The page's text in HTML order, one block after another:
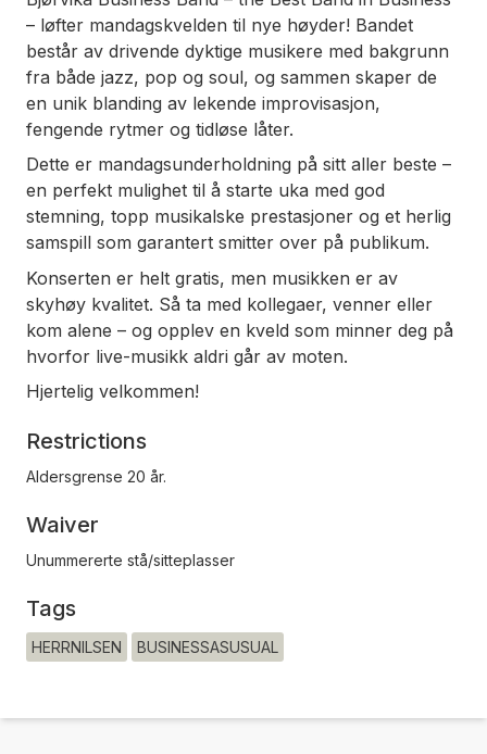
– løfter mandagskvelden til nye høyder! Bandet
består av drivende dyktige musikere med bakgrunn
fra både jazz, pop og soul, og sammen skaper de
en unik blanding av lekende improvisasjon,
fengende rytmer og tidløse låter.
Dette er mandagsunderholdning på sitt aller beste –
en perfekt mulighet til å starte uka med god
stemning, topp musikalske prestasjoner og et herlig
samspill som garantert smitter over på publikum.
Konserten er helt gratis, men musikken er av
skyhøy kvalitet. Så ta med kollegaer, venner eller
kom alene – og opplev en kveld som minner deg på
hvorfor live-musikk aldri går av moten.
Hjertelig velkommen!
Restrictions
Aldersgrense 20 år.
Waiver
Unummererte stå/sitteplasser
Tags
HERRNILSEN BUSINESSASUSUAL